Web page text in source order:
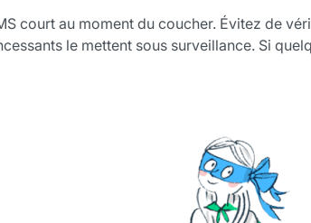
court au moment du coucher. Évitez de
le mettent sous surveillance. Si